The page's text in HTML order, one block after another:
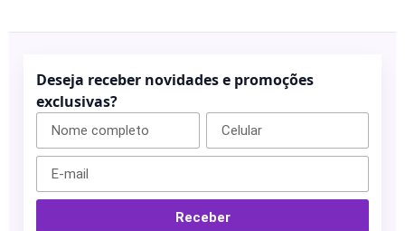
Deseja receber novidades e promoções
exclusivas?
Receber